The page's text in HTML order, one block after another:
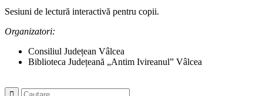
Sesiuni de lectură interactivă pentru copii.
Organizatori:
Consiliul Județean Vâlcea
Biblioteca Județeană „Antim Ivireanul” Vâlcea